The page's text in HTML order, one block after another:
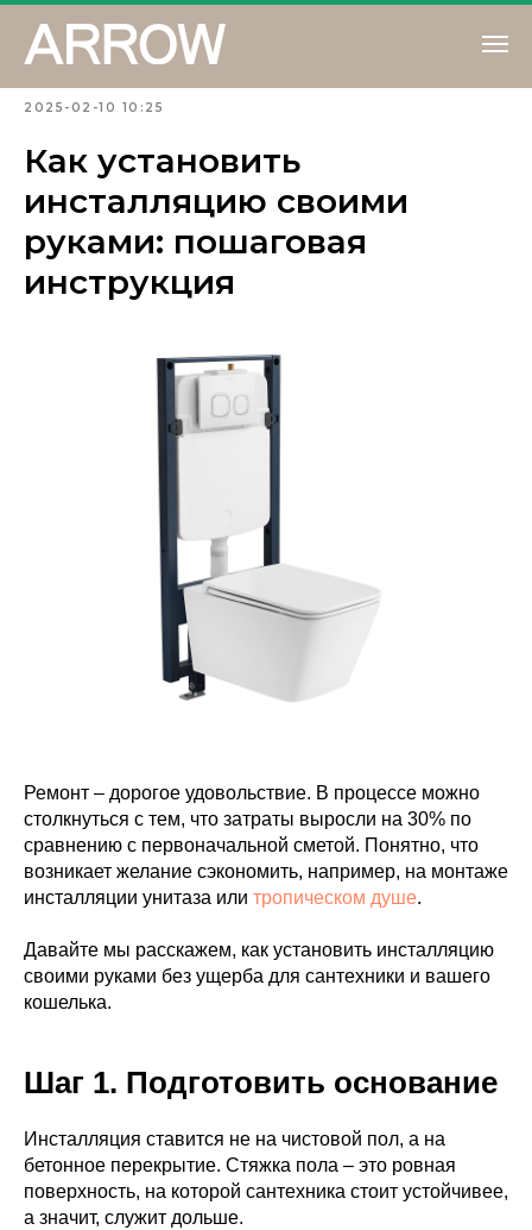
2025-02-10 10:25
Как установить
инсталляцию своими
руками: пошаговая
инструкция
Ремонт – дорогое удовольствие. В процессе можно
столкнуться с тем, что затраты выросли на 30% по
сравнению с первоначальной сметой. Понятно, что
возникает желание сэкономить, например, на монтаже
инсталляции унитаза или тропическом душе.
Давайте мы расскажем, как установить инсталляцию
своими руками без ущерба для сантехники и вашего
кошелька.
Шаг 1. Подготовить основание
Инсталляция ставится не на чистовой пол, а на
бетонное перекрытие. Стяжка пола – это ровная
поверхность, на которой сантехника стоит устойчивее,
а значит, служит дольше.